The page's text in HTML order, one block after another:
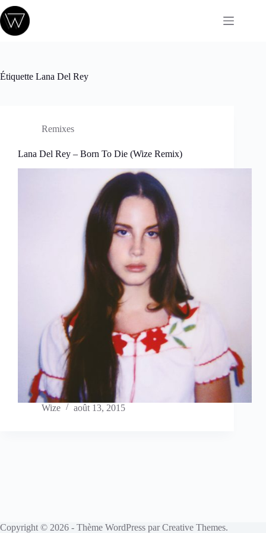
Passer
au
contenu
Étiquette Lana Del Rey
Remixes
Lana Del Rey – Born To Die (Wize Remix)
Wize août 13, 2015
Copyright © 2026 - Thème WordPress parCreative Themes.